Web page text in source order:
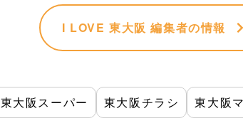
I LOVE 東大阪 編集者の情報
東大阪スーパー 東大阪チラシ 東大阪